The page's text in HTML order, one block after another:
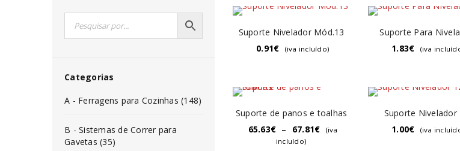
Categorias
A - Ferragens para Cozinhas (148)
B - Sistemas de Correr para
Gavetas (35)
Suporte Nivelador Mód.13
0.91€ (iva incluído)
Suporte Para
1.83€ (iva
Suporte de panos e toalhas
65.63€ – 67.81€
(iva
incluído)
Suporte Nivelador
1.00€ (iva